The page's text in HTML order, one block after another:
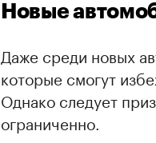
Новые
Даже среди новых
которые смогут
Однако следует
ограниченно.